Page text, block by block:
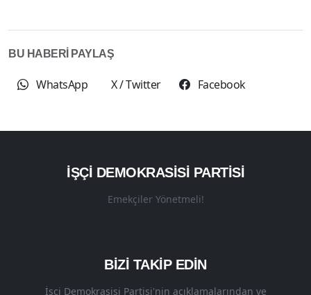
BU HABERİ PAYLAŞ
WhatsApp X / Twitter Facebook
İŞÇI DEMOKRASISI PARTISI
Emekçiler Yönetmeli!
BİZİ TAKİP EDİN
İşçi Demokrasisi Partisi'nin açıklamalarından ve